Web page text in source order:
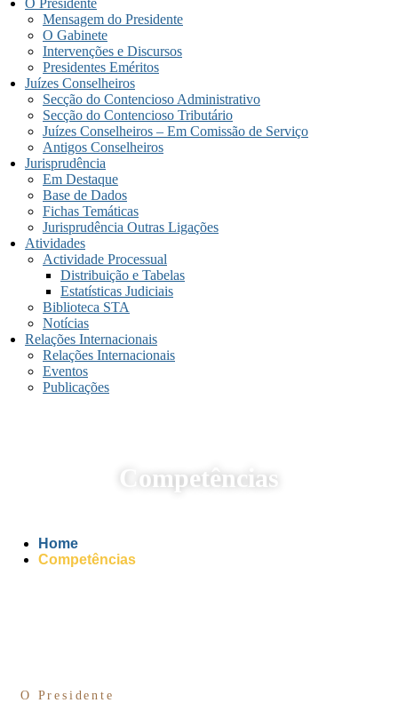
O Presidente
Mensagem do Presidente
O Gabinete
Intervenções e Discursos
Presidentes Eméritos
Juízes Conselheiros
Secção do Contencioso Administrativo
Secção do Contencioso Tributário
Juízes Conselheiros – Em Comissão de Serviço
Antigos Conselheiros
Jurisprudência
Em Destaque
Base de Dados
Fichas Temáticas
Jurisprudência Outras Ligações
Atividades
Actividade Processual
Distribuição e Tabelas
Estatísticas Judiciais
Biblioteca STA
Notícias
Relações Internacionais
Relações Internacionais
Eventos
Publicações
Competências
Home
Competências
O Presidente